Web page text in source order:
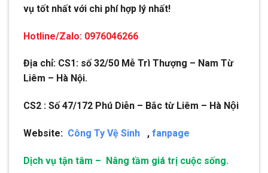
vụ tốt nhất với chi phí hợp lý nhất!
Hotline/Zalo: 0976046266
Địa chỉ: CS1: số 32/50 Mễ Trì Thượng – Nam Từ
Liêm – Hà Nội.
CS2 : Số 47/172 Phú Diễn – Bắc từ Liêm – Hà Nội
Website: Công Ty Vệ Sinh , fanpage
Dịch vụ tận tâm – Nâng tầm giá trị cuộc sống.